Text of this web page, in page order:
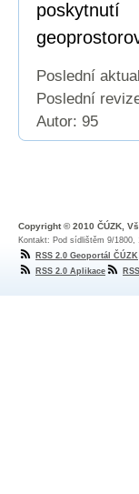
Poslední
Poslední
Autor: 95
Copyright © 2010 ČÚZK,
Kontakt: Pod sídlištěm 9/1800,
RSS 2.0 Geoportál ČÚZK
RSS 2.0 Aplikace